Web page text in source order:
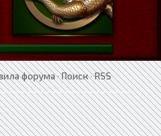
форума·Поиск·RSS